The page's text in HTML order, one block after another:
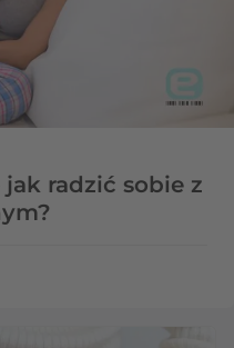
radzić sobie z